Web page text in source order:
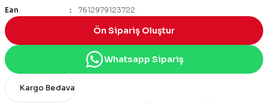
Ean
7612979123722
Ön Sipariş Oluştur
Whatsapp Sipariş
Kargo Bedava